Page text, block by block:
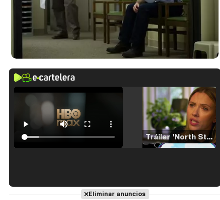
Tráiler 'North Star' (2023)
Tráiler en español de 'La isla olvidada'
Eliminar anuncios